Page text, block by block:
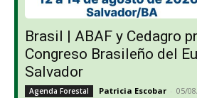
Brasil | ABAF y Cedagro
Congreso Brasileño del
Salvador
Agenda Forestal Patricia Escobar - 05/